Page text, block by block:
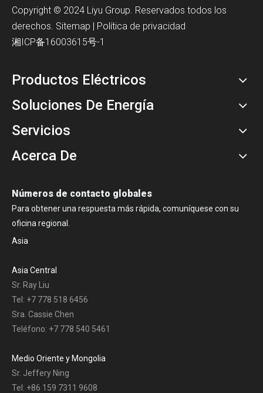
Copyright © 2024 Liyu Group. Reservados todos los
derechos. Sitemap | Política de privacidad
湘ICP备16003615号-1
Productos Eléctricos
Soluciones De Energía
Servicios
Acerca De
Números de contacto globales
Para obtener una respuesta más rápida, comuníquese con su
oficina regional.
Asia
Asia Central
Sr. Ray Liu
Tel: +7 778 518 6456
Sra. Cassie Chen
Teléfono: +7 778 540 5461
Medio Oriente y Mongolia
Sr. Jeffery Ning
Tel: +86 159 7311 9608